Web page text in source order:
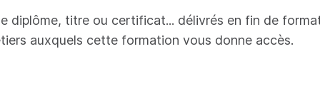
diplôme, titre ou certificat... délivrés en fin de
auxquels cette formation vous donne accès.